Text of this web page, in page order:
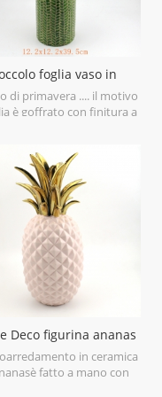
foglia vaso in
verde lime
di primavera .... il motivo
è goffrato con finitura a
in gres porcellanato in
Cina, ottieni più umore
prova questovaso in
ceramica verde lime.
Deco figurina ananas
oro galvanica oro
in ceramica
fatto a mano con